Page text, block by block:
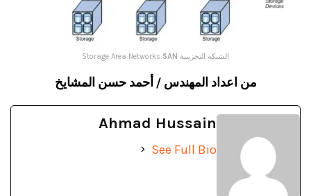
الشبكة التخزينية Storage Area Networks SAN
من اعداد المهندس / أحمد حسن المشايخ
Ahmad Hussain
See Full Bio